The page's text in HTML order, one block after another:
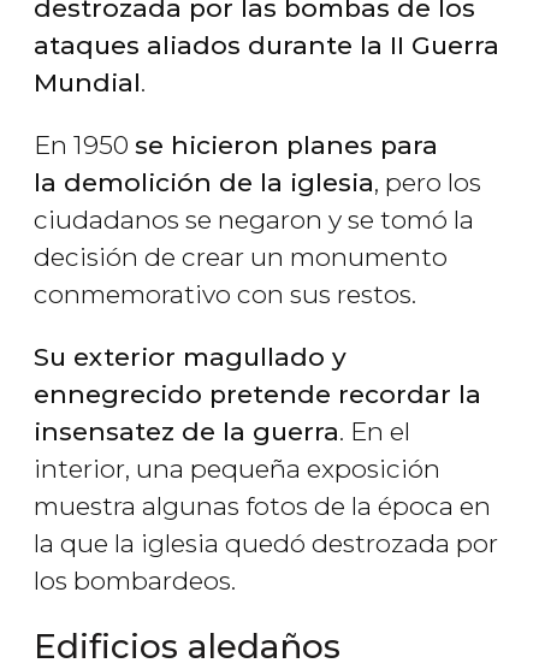
destrozada por las bombas de los
ataques aliados durante la II Guerra
Mundial.
En 1950 se hicieron planes para
la demolición de la iglesia, pero los
ciudadanos se negaron y se tomó la
decisión de crear un monumento
conmemorativo con sus restos.
Su exterior magullado y
ennegrecido pretende recordar la
insensatez de la guerra. En el
interior, una pequeña exposición
muestra algunas fotos de la época en
la que la iglesia quedó destrozada por
los bombardeos.
Edificios aledaños